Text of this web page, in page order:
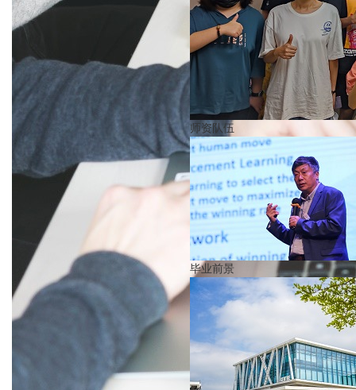
师资队伍
毕业前景